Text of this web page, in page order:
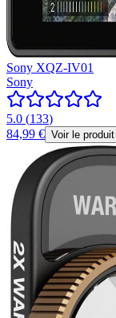
Sony XQZ-IV01
Sony
5.0 (133)
84,99 € Voir le produit